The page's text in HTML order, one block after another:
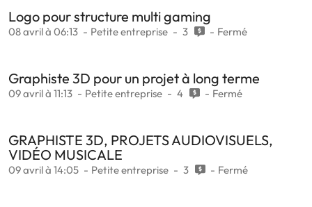
Logo pour structure multi gaming
08 avril à 06:13 Petite entreprise 3 Fermé
Graphiste 3D pour un projet à long terme
09 avril à 11:13 Petite entreprise 4 Fermé
GRAPHISTE 3D, PROJETS AUDIOVISUELS,
VIDÉO MUSICALE
09 avril à 14:05 Petite entreprise 3 Fermé